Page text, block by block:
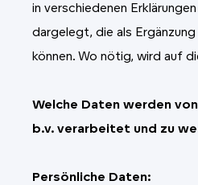
in verschiedenen
dargelegt, die als
können. Wo nötig, wird auf
Welche Daten werden
b.v. verarbeitet und zu
Persönliche Daten: